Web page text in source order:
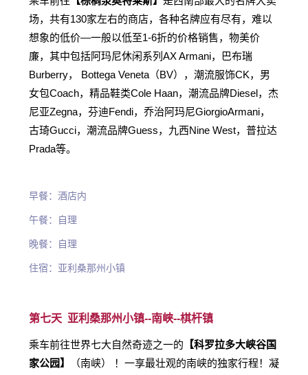
场，共有130家左右的商店，各种名牌应有尽有，难以
想象的低价―一般以低至1-6折的价格销售，物美价
廉，其中包括阿玛尼休闲系列AX Armani，巴布瑞
Burberry， Bottega Veneta（BV），潮流服饰CK，男
女包Coach，精品鞋类Cole Haan，潮流品牌Diesel，杰
尼亚Zegna，芬迪Fendi，乔治阿玛尼GiorgioArmani，
古琦Gucci，潮流品牌Guess，九西Nine West，普拉达
Prada等。
早餐：酒店内
午餐：自理
晚餐：自理
住宿：亚利桑那州小镇
第七天 亚利桑那州小镇--南峡--棋杆镇
乘车前往世界七大自然奇迹之一的 【科罗拉多大峡谷国
家公园】
（南峡） ！一享最壮观的南峡的独家行程！凝